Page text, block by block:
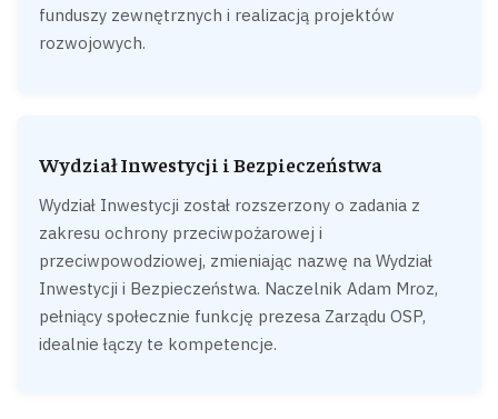
funduszy zewnętrznych i realizacją projektów
rozwojowych.
Wydział Inwestycji i Bezpieczeństwa
Wydział Inwestycji został rozszerzony o zadania z
zakresu ochrony przeciwpożarowej i
przeciwpowodziowej, zmieniając nazwę na Wydział
Inwestycji i Bezpieczeństwa. Naczelnik Adam Mroz,
pełniący społecznie funkcję prezesa Zarządu OSP,
idealnie łączy te kompetencje.